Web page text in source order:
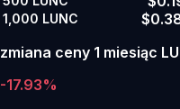
1,000 LUNC
zmiana ceny 1 miesiąc
-17.93%